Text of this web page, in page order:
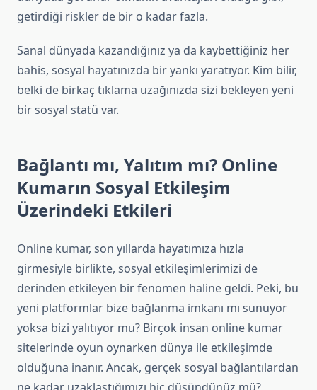
getirdiği riskler de bir o kadar fazla.
Sanal dünyada kazandığınız ya da kaybettiğiniz her
bahis, sosyal hayatınızda bir yankı yaratıyor. Kim bilir,
belki de birkaç tıklama uzağınızda sizi bekleyen yeni
bir sosyal statü var.
Bağlantı mı, Yalıtım mı? Online
Kumarın Sosyal Etkileşim
Üzerindeki Etkileri
Online kumar, son yıllarda hayatımıza hızla
girmesiyle birlikte, sosyal etkileşimlerimizi de
derinden etkileyen bir fenomen haline geldi. Peki, bu
yeni platformlar bize bağlanma imkanı mı sunuyor
yoksa bizi yalıtıyor mu? Birçok insan online kumar
sitelerinde oyun oynarken dünya ile etkileşimde
olduğuna inanır. Ancak, gerçek sosyal bağlantılardan